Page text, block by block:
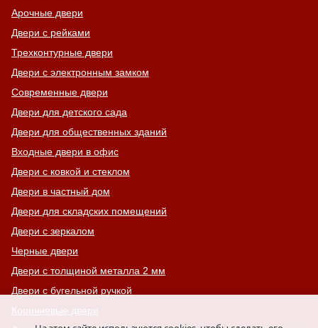
Арочные двери
Двери с рейками
Трехконтурные двери
Двери с электронным замком
Современные двери
Двери для детского сада
Двери для общественных зданий
Входные двери в офис
Двери с ковкой и стеклом
Двери в частный дом
Двери для складских помещений
Двери с зеркалом
Черные двери
Двери с толщиной металла 2 мм
Двери с бугельной ручкой
Коричневые двери